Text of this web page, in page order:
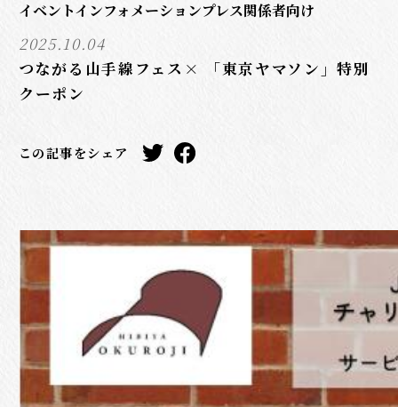
イベントインフォメーションプレス関係者向け
2025.10.04
つながる山手線フェス× 「東京ヤマソン」特別
クーポン
この記事をシェア